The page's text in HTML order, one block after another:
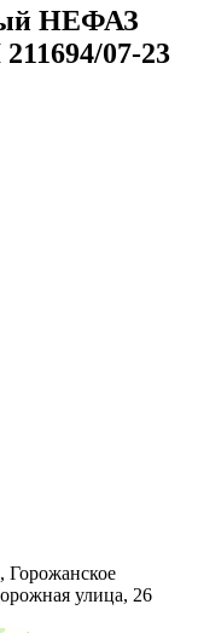
НЕФАЗ
07-23
Горожанское
улица, 26